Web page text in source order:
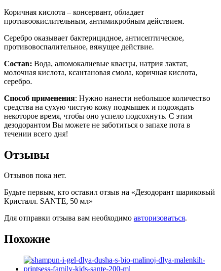
Коричная кислота – консервант, обладает
противоокислительным, антимикробным действием.
Серебро оказывает бактерицидное, антисептическое,
противовоспалительное, вяжущее действие.
Состав: Вода, алюмокалиевые квасцы, натрия лактат,
молочная кислота, ксантановая смола, коричная кислота,
серебро.
Способ применения: Нужно нанести небольшое количество
средства на сухую чистую кожу подмышек и подождать
некоторое время, чтобы оно успело подсохнуть. С этим
дезодорантом Вы можете не заботиться о запахе пота в
течении всего дня!
Отзывы
Отзывов пока нет.
Будьте первым, кто оставил отзыв на «Дезодорант шариковый
Кристалл. SANTE, 50 мл»
Для отправки отзыва вам необходимо авторизоваться.
Похожие